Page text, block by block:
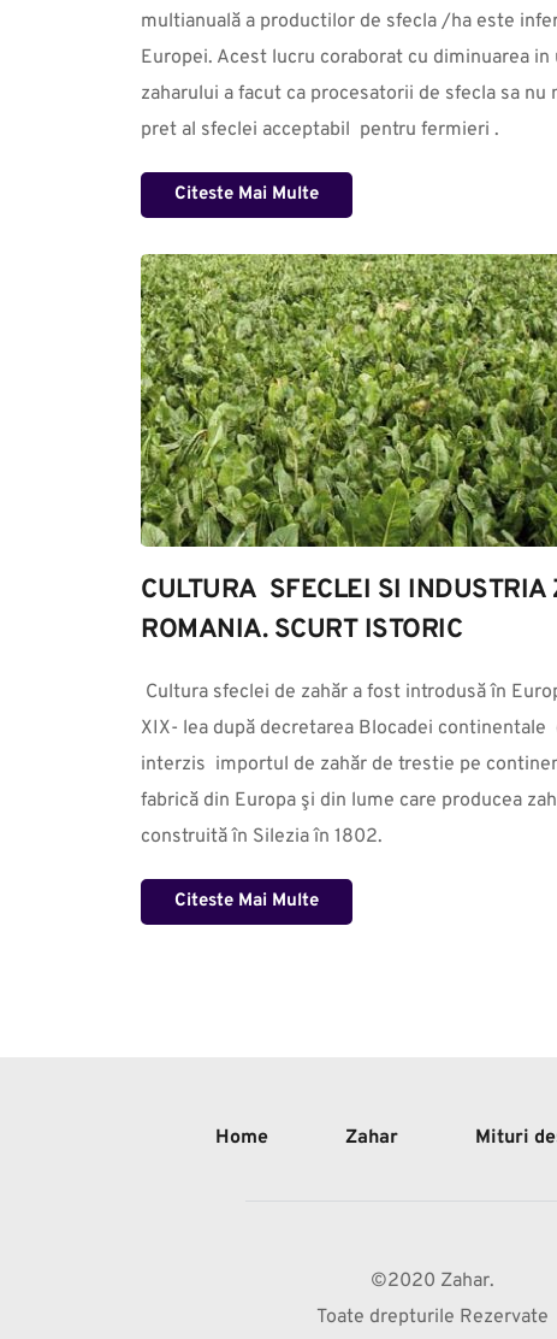
multianuală a productilor de sfecla /ha este
Europei. Acest lucru coraborat cu diminuarea
zaharului a facut ca procesatorii de sfecla sa nu
pret al sfeclei acceptabil  pentru fermieri .
Citeste Mai Multe
CULTURA  SFECLEI SI
ROMANIA. SCURT ISTORIC
XIX- lea după decretarea Blocadei continentale
interzis  importul de zahăr de trestie pe
fabrică din Europa şi din lume care producea
construită în Silezia în 1802.
Citeste Mai Multe
Home Zahar Mituri
©2020 Zahar.
Toate drepturile Rezervate